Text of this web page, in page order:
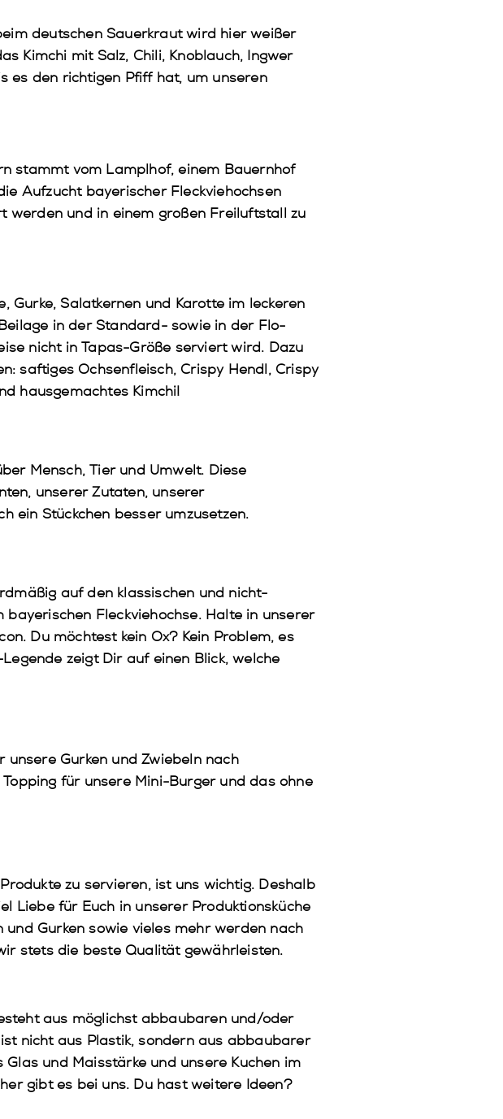
deutschen Sauerkraut wird hier weißer
Kimchi mit Salz, Chili, Knoblauch, Ingwer
es den richtigen Pfiff hat, um unseren
stammt vom Lamplhof, einem Bauernhof
Aufzucht bayerischer Fleckviehochsen
und in einem großen Freiluftstall zu
Gurke, Salatkernen und Karotte im leckeren
in der Standard- sowie in der Flo-
nicht in Tapas-Größe serviert wird. Dazu
saftiges Ochsenfleisch, Crispy Hendl, Crispy
hausgemachtes Kimchi!
Mensch, Tier und Umwelt. Diese
unserer Zutaten, unserer
ein Stückchen besser umzusetzen.
auf den klassischen und nicht-
Fleckviehochse. Halte in unserer
Du möchtest kein Ox? Kein Problem, es
zeigt Dir auf einen Blick, welche
unsere Gurken und Zwiebeln nach
für unsere Mini-Burger und das ohne
zu servieren, ist uns wichtig. Deshalb
Liebe für Euch in unserer Produktionsküche
und Gurken sowie vieles mehr werden nach
stets die beste Qualität gewährleisten.
aus möglichst abbaubaren und/oder
nicht aus Plastik, sondern aus abbaubarer
und Maisstärke und unsere Kuchen im
gibt es bei uns. Du hast weitere Ideen?